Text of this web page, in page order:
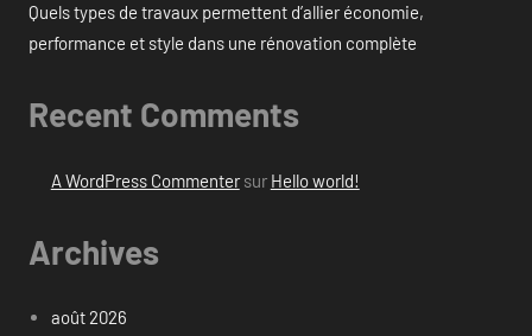
Quels types de travaux permettent d’allier économie,
performance et style dans une rénovation complète
Recent Comments
A WordPress Commentersur Hello world!
Archives
août 2026